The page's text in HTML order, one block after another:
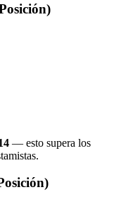
— esto supera los